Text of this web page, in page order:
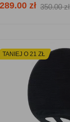
289.00 zł 350.00 zł
TANIEJ O 21 ZŁ